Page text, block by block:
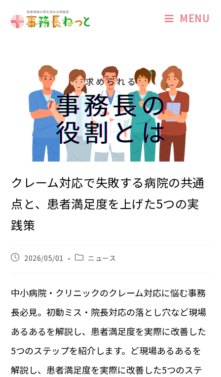
MENU
クレーム対応で失敗する病院の共通
点と、患者満足度を上げた5つの実
践策
2026/05/01 ニュース
中小病院・クリニックのクレーム対応に悩む事務
長必見。初動ミス・院長対応の落とし穴など現場
あるあるを解説し、患者満足度を実際に改善した
5つのステップを紹介します。ど現場あるあるを
解説し、患者満足度を実際に改善した5つのステ